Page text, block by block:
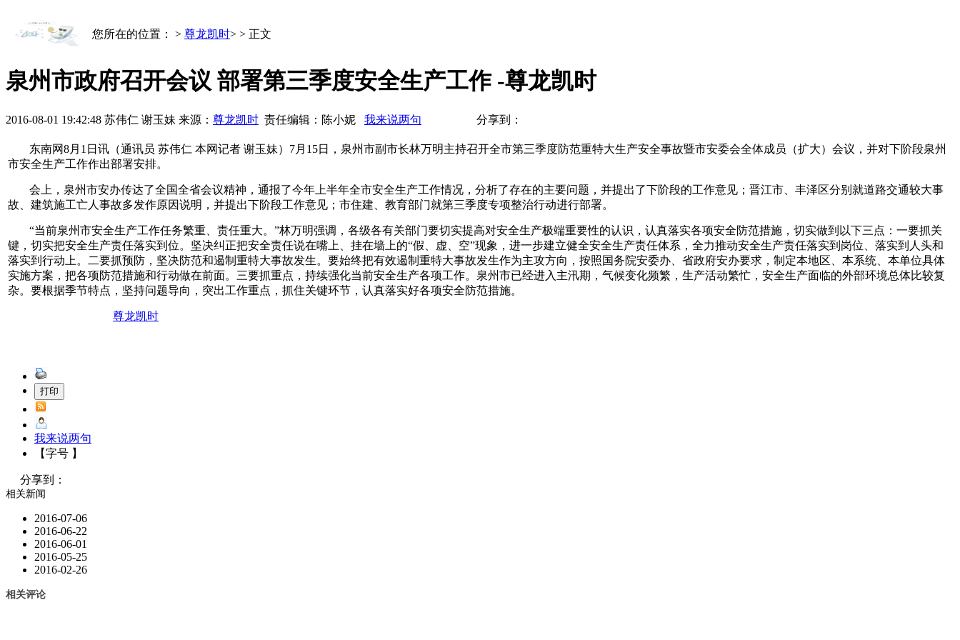
您所在的位置： > 尊龙凯时> > 正文
泉州市政府召开会议 部署第三季度安全生产工作 -尊龙凯时
2016-08-01 19:42:48 苏伟仁 谢玉妹 来源： 尊龙凯时 责任编辑：陈小妮 我来说两句 分享到：
东南网8月1日讯（通讯员 苏伟仁 本网记者 谢玉妹）7月15日，泉州市副市长林万明主持召开全市第三季度防范重特大生产安全事故暨市安委会全体成员（扩大）会议，并对下阶段泉州
市安全生产工作作出部署安排。
会上，泉州市安办传达了全国全省会议精神，通报了今年上半年全市安全生产工作情况，分析了存在的主要问题，并提出了下阶段的工作意见；晋江市、丰泽区分别就道路交通较大事
故、建筑施工亡人事故多发作原因说明，并提出下阶段工作意见；市住建、教育部门就第三季度专项整治行动进行部署。
“当前泉州市安全生产工作任务繁重、责任重大。”林万明强调，各级各有关部门要切实提高对安全生产极端重要性的认识，认真落实各项安全防范措施，切实做到以下三点：一要抓关
键，切实把安全生产责任落实到位。坚决纠正把安全责任说在嘴上、挂在墙上的“假、虚、空”现象，进一步建立健全安全生产责任体系，全力推动安全生产责任落实到岗位、落实到人头和
落实到行动上。二要抓预防，坚决防范和遏制重特大事故发生。要始终把有效遏制重特大事故发生作为主攻方向，按照国务院安委办、省政府安办要求，制定本地区、本系统、本单位具体
实施方案，把各项防范措施和行动做在前面。三要抓重点，持续强化当前安全生产各项工作。泉州市已经进入主汛期，气候变化频繁，生产活动繁忙，安全生产面临的外部环境总体比较复
杂。要根据季节特点，坚持问题导向，突出工作重点，抓住关键环节，认真落实好各项安全防范措施。
尊龙凯时
我来说两句
【字号 】
分享到：
相关新闻
2016-07-06
2016-06-22
2016-06-01
2016-05-25
2016-02-26
相关评论